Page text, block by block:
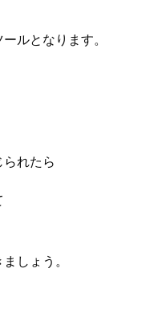
ルとなります。
れたら
しょう。